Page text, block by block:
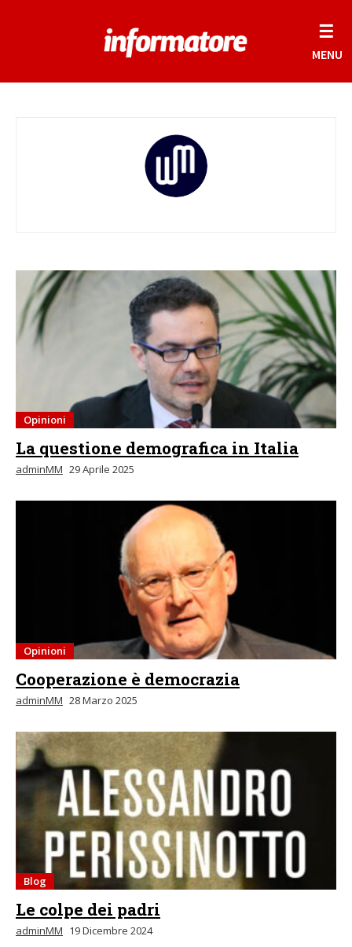
☰
MENU
Opinioni
La questione demografica in Italia
adminMM 29 Aprile 2025
Opinioni
Cooperazione è democrazia
adminMM 28 Marzo 2025
Blog
Le colpe dei padri
adminMM 19 Dicembre 2024